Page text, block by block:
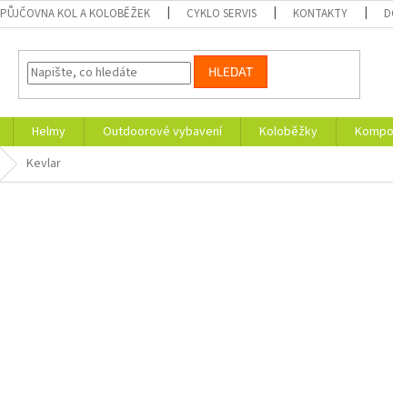
PŮJČOVNA KOL A KOLOBĚŽEK CYKLO SERVIS KONTAKTY
HLEDAT
Helmy Outdoorové vybavení Koloběžky
Kevlar